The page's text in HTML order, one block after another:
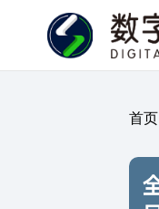
首页